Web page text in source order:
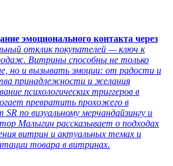
эмоционального контакта через
отклик покупателей — ключ к
Витрины способны не только
но и вызывать эмоции: от радости и
принадлежности и желания
психологических триггеров в
превратить прохожего в
SR по визуальному мерчандайзингу и
Малыгин рассказывает о подходах
витрин и актуальных темах и
товара в витринах.